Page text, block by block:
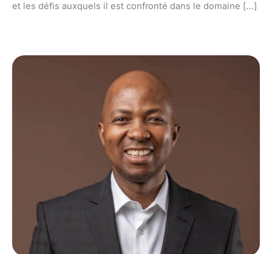
et les défis auxquels il est confronté dans le domaine […]